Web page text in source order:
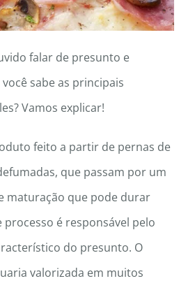
falar de presunto e
sabe as principais
Vamos explicar!
feito a partir de pernas de
que passam por um
maturação que pode durar
processo é responsável pelo
do presunto. O
valorizada em muitos